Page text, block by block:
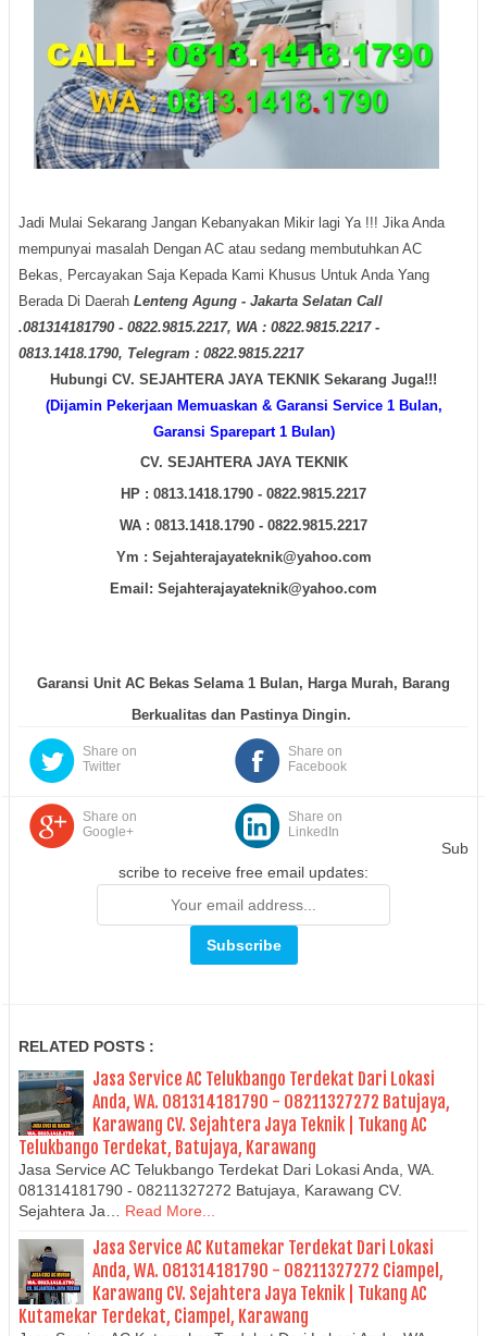
Jadi Mulai Sekarang Jangan Kebanyakan Mikir lagi Ya !!! Jika Anda
mempunyai masalah Dengan AC atau sedang membutuhkan AC
Bekas, Percayakan Saja Kepada Kami Khusus Untuk Anda Yang
Berada Di Daerah Lenteng Agung - Jakarta Selatan Call
.081314181790 - 0822.9815.2217, WA : 0822.9815.2217 -
0813.1418.1790, Telegram : 0822.9815.2217
Hubungi CV. SEJAHTERA JAYA TEKNIK Sekarang Juga!!!
(Dijamin Pekerjaan Memuaskan & Garansi Service 1 Bulan,
Garansi Sparepart 1 Bulan)
CV. SEJAHTERA JAYA TEKNIK
HP : 0813.1418.1790 - 0822.9815.2217
WA : 0813.1418.1790 - 0822.9815.2217
Ym : Sejahterajayateknik@yahoo.com
Email: Sejahterajayateknik@yahoo.com
Garansi Unit AC Bekas Selama 1 Bulan, Harga Murah, Barang
Berkualitas dan Pastinya Dingin.
Share on
Facebook
Share on
Twitter
Share on
Google+
Share on
LinkedIn
Sub
scribe to receive free email updates:
RELATED POSTS :
Jasa Service AC Telukbango Terdekat Dari Lokasi
Anda, WA. 081314181790 - 08211327272 Batujaya,
Karawang CV. Sejahtera Jaya Teknik | Tukang AC
Telukbango Terdekat, Batujaya, Karawang
Jasa Service AC Telukbango Terdekat Dari Lokasi Anda, WA.
081314181790 - 08211327272 Batujaya, Karawang CV.
Sejahtera Ja…
Read More...
Jasa Service AC Kutamekar Terdekat Dari Lokasi
Anda, WA. 081314181790 - 08211327272 Ciampel,
Karawang CV. Sejahtera Jaya Teknik | Tukang AC
Kutamekar Terdekat, Ciampel, Karawang